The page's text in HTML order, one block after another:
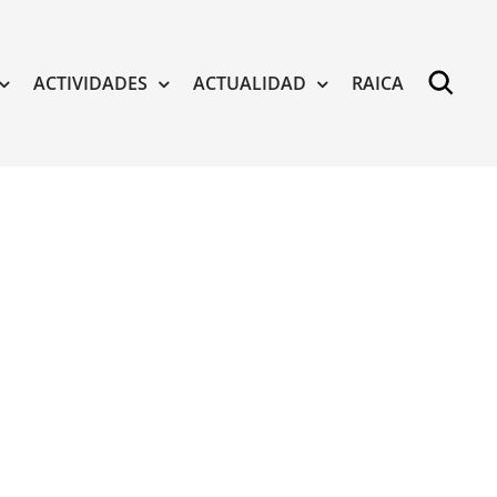
ACTIVIDADES ACTUALIDAD RAICA